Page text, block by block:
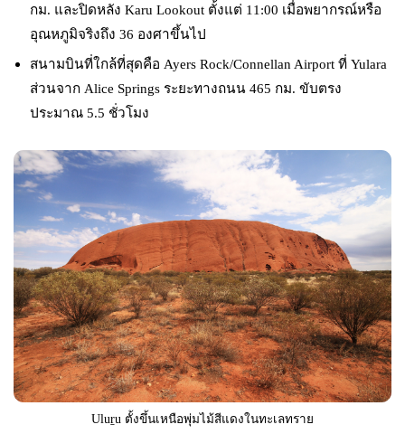
กม. และปิดหลัง Karu Lookout ตั้งแต่ 11:00 เมื่อพยากรณ์หรือ
อุณหภูมิจริงถึง 36 องศาขึ้นไป
สนามบินที่ใกล้ที่สุดคือ Ayers Rock/Connellan Airport ที่ Yulara
ส่วนจาก Alice Springs ระยะทางถนน 465 กม. ขับตรง
ประมาณ 5.5 ชั่วโมง
Uluṟu ตั้งขึ้นเหนือพุ่มไม้สีแดงในทะเลทราย